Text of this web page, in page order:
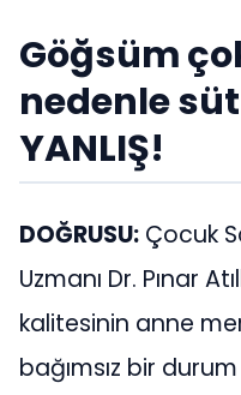
Göğsüm
nedenle
YANLIŞ!
DOĞRUSU: Çocuk
Uzmanı Dr. Pınar
kalitesinin anne
bağımsız bir